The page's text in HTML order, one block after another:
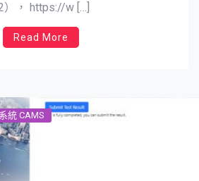
）， https://w […]
Read More
統 CAMS